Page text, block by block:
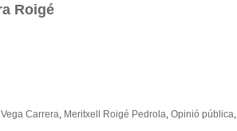
Roigé
Carrera, Meritxell Roigé Pedrola, Opinió pública,